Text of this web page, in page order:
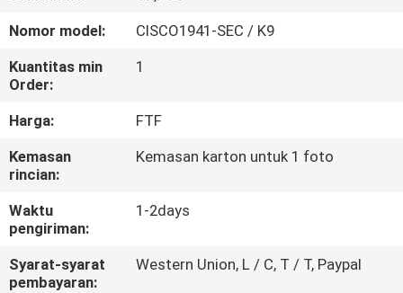
KAMI
TUR
PABRIK
KONTROL
KUALITAS
HUBUNGI
KAMI
Nomor model:
CISCO1941-SEC / K9
Kuantitas min
Order:
1
Harga:
FTF
Kemasan
rincian:
Kemasan karton untuk 1 foto
Waktu
pengiriman:
1-2days
Syarat-syarat
pembayaran:
Western Union, L / C, T / T, Paypal